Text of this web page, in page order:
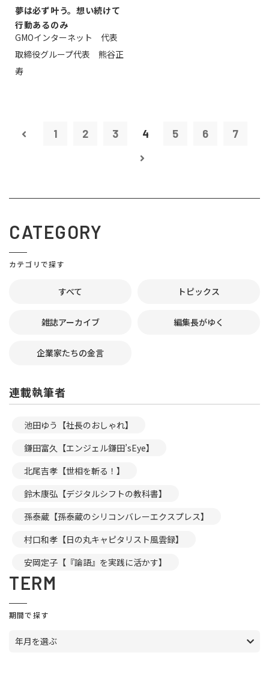
夢は必ず叶う。想い続けて
行動あるのみ
GMOインターネット 代表
取締役グループ代表 熊谷正
寿
1 2 3 4 5 6 7
CATEGORY
カテゴリで探す
すべて トピックス
雑誌アーカイブ 編集長がゆく
企業家たちの金言
連載執筆者
池田ゆう【社長のおしゃれ】
鎌田富久【エンジェル鎌田’sEye】
北尾吉孝【世相を斬る！】
鈴木康弘【デジタルシフトの教科書】
孫泰蔵【孫泰蔵のシリコンバレーエクスプレス】
村口和孝【日の丸キャピタリスト風雲録】
安岡定子【『論語』を実践に活かす】
TERM
期間で探す
年月を選ぶ